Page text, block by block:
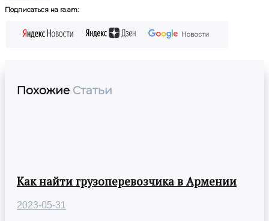
Подписаться на ra.am:
Похожие Статьи
Как найти грузоперевозчика в Армении
2023-05-31